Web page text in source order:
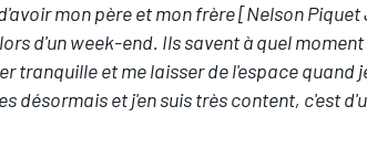
mon père et mon frère [Nelson
d'un week-end. Ils savent à quel
tranquille et me laisser de l'espace quand
désormais et j'en suis très content, c'est